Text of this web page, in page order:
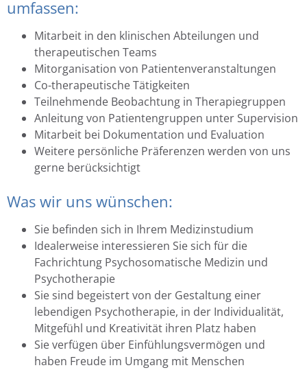
umfassen:
Mitarbeit in den klinischen Abteilungen und
therapeutischen Teams
Mitorganisation von Patientenveranstaltungen
Co-therapeutische Tätigkeiten
Teilnehmende Beobachtung in Therapiegruppen
Anleitung von Patientengruppen unter Supervision
Mitarbeit bei Dokumentation und Evaluation
Weitere persönliche Präferenzen werden von uns
gerne berücksichtigt
Was wir uns wünschen:
Sie befinden sich in Ihrem Medizinstudium
Idealerweise interessieren Sie sich für die
Fachrichtung Psychosomatische Medizin und
Psychotherapie
Sie sind begeistert von der Gestaltung einer
lebendigen Psychotherapie, in der Individualität,
Mitgefühl und Kreativität ihren Platz haben
Sie verfügen über Einfühlungsvermögen und
haben Freude im Umgang mit Menschen